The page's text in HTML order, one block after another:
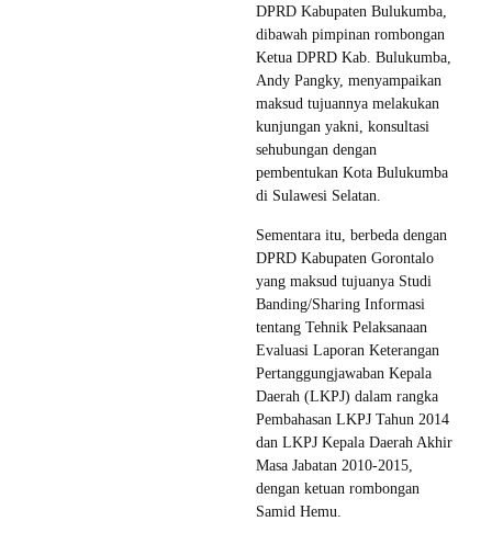
DPRD Kabupaten Bulukumba,
dibawah pimpinan rombongan
Ketua DPRD Kab. Bulukumba,
Andy Pangky, menyampaikan
maksud tujuannya melakukan
kunjungan yakni, konsultasi
sehubungan dengan
pembentukan Kota Bulukumba
di Sulawesi Selatan.
Sementara itu, berbeda dengan
DPRD Kabupaten Gorontalo
yang maksud tujuanya Studi
Banding/Sharing Informasi
tentang Tehnik Pelaksanaan
Evaluasi Laporan Keterangan
Pertanggungjawaban Kepala
Daerah (LKPJ) dalam rangka
Pembahasan LKPJ Tahun 2014
dan LKPJ Kepala Daerah Akhir
Masa Jabatan 2010-2015,
dengan ketuan rombongan
Samid Hemu.